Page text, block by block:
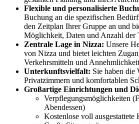
Flexible und personalisierte
Buchung an die spezifischen
den Zeitplan Ihrer Gruppe an und
Möglichkeit, Daten und Anzahl der
Zentrale Lage in Nizza: Unsere
von Nizza und bietet leichten
Verkehrsmitteln und
Unterkunftsvielfalt: Sie haben die
Privatzimmern und komfortablen
Großartige Einrichtungen und
Verpflegungsmöglichkeiten
Abendessen)
Kostenlose voll ausgestattete